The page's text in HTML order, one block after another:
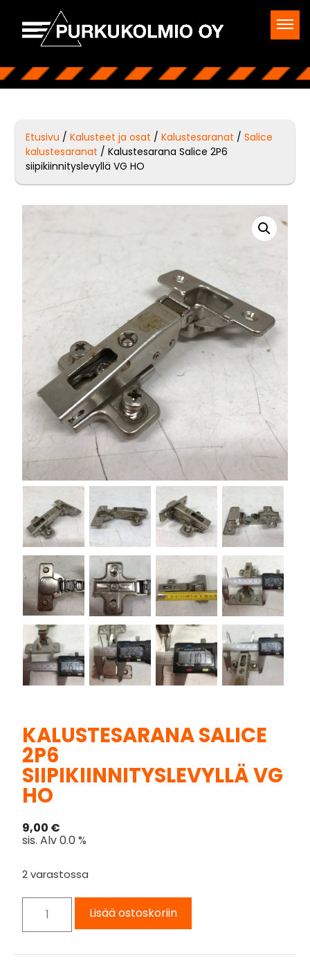
Etusivu /Kalusteet ja osat /Kalustesaranat /Salice
kalustesaranat / Kalustesarana Salice 2P6
siipikiinnityslevyllä VG HO
KALUSTESARANA SALICE
2P6
SIIPIKIINNITYSLEVYLLÄ VG
HO
9,00 €
sis. Alv 0.0 %
2 varastossa
Lisää ostoskoriin